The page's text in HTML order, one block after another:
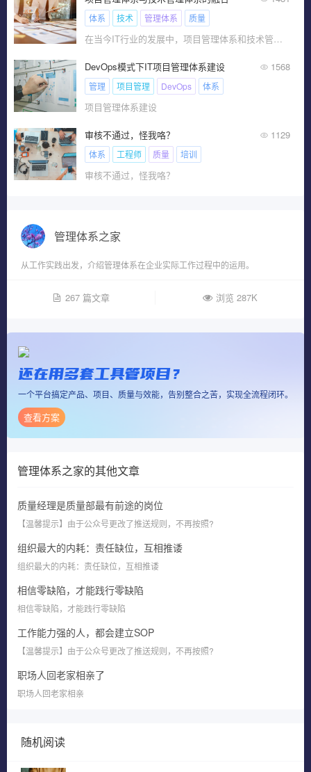
体系 技术 管理体系 质量
在当今IT行业的发展中，项目管理体系和技术管理体系都扮演着重要的角色。项目管理体系关注项目的计划、质量、成本
DevOps模式下IT项目管理体系建设 1568
管理 项目管理 DevOps 体系
项目管理体系建设
审核不通过，怪我咯？ 1129
体系 工程师 质量 培训
审核不通过，怪我咯？
管理体系之家
从工作实践出发，介绍管理体系在企业实际工作过程中的运用。
267 篇文章 浏览 287K
还在用多套工具管项目？
一个平台搞定产品、项目、质量与效能，告别整合之苦，实现全流程闭环。
查看方案
管理体系之家的其他文章
质量经理是质量部最有前途的岗位
【温馨提示】由于公众号更改了推送规则，不再按照?
组织最大的内耗：责任缺位，互相推诿
组织最大的内耗：责任缺位，互相推诿
相信零缺陷，才能践行零缺陷
相信零缺陷，才能践行零缺陷
工作能力强的人，都会建立SOP
【温馨提示】由于公众号更改了推送规则，不再按照?
职场人回老家相亲了
职场人回老家相亲
随机阅读